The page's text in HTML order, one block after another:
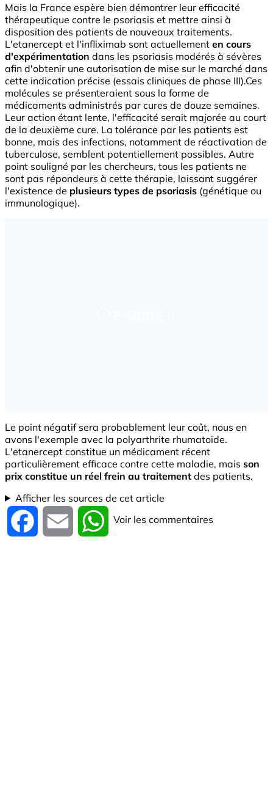
Mais la France espère bien démontrer leur efficacité
thérapeutique contre le psoriasis et mettre ainsi à
disposition des patients de nouveaux traitements.
L'etanercept et l'infliximab sont actuellement en cours
d'expérimentation dans les psoriasis modérés à sévères
afin d'obtenir une autorisation de mise sur le marché dans
cette indication précise (essais cliniques de phase III).Ces
molécules se présenteraient sous la forme de
médicaments administrés par cures de douze semaines.
Leur action étant lente, l'efficacité serait majorée au court
de la deuxième cure. La tolérance par les patients est
bonne, mais des infections, notamment de réactivation de
tuberculose, semblent potentiellement possibles. Autre
point souligné par les chercheurs, tous les patients ne
sont pas répondeurs à cette thérapie, laissant suggérer
l'existence de plusieurs types de psoriasis (génétique ou
immunologique).
Le point négatif sera probablement leur coût, nous en
avons l'exemple avec la polyarthrite rhumatoïde.
L'etanercept constitue un médicament récent
particulièrement efficace contre cette maladie, mais son
prix constitue un réel frein au traitement des patients.
Afficher les sources de cet article
Facebook Email WhatsApp
Voir les commentaires